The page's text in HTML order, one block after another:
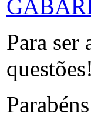
Para ser
questões!